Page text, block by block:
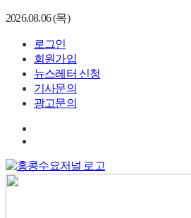
2026.08.06 (목)
로그인
회원가입
뉴스레터 신청
기사문의
광고문의